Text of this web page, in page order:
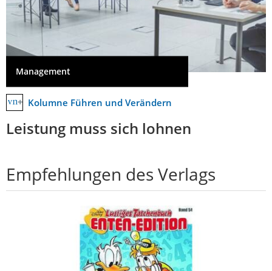
Management
Kolumne Führen und Verändern
Leistung muss sich lohnen
Empfehlungen des Verlags